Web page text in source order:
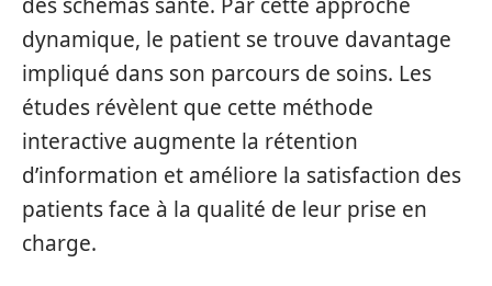
dynamique, le patient se trouve davantage
impliqué dans son parcours de soins. Les
études révèlent que cette méthode
interactive augmente la rétention
d’information et améliore la satisfaction des
patients face à la qualité de leur prise en
charge.